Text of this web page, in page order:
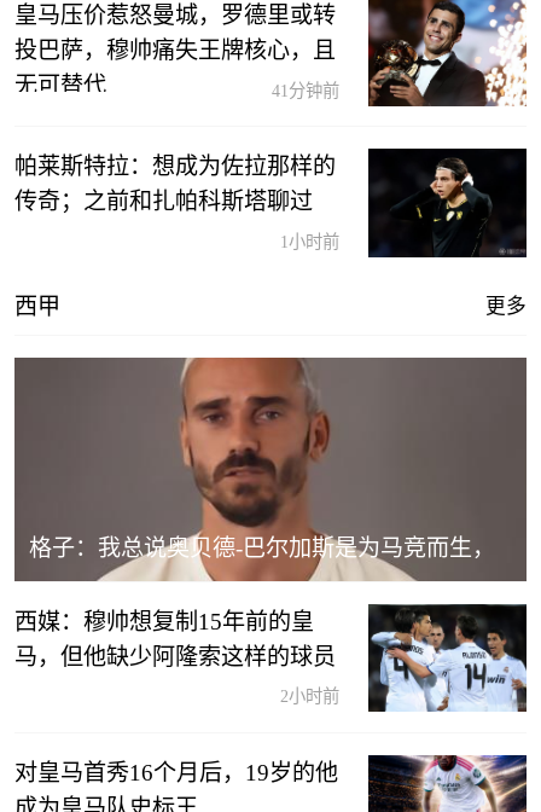
皇马压价惹怒曼城，罗德里或转
投巴萨，穆帅痛失王牌核心，且
无可替代
41分钟前
帕莱斯特拉：想成为佐拉那样的
传奇；之前和扎帕科斯塔聊过
1小时前
西甲 更多
格子：我总说奥贝德-巴尔加斯是为马竞而生，
相信他会成功
西媒：穆帅想复制15年前的皇
马，但他缺少阿隆索这样的球员
2小时前
对皇马首秀16个月后，19岁的他